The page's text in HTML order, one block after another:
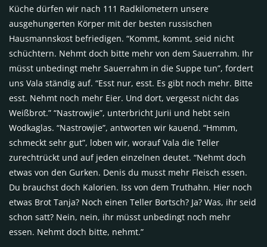
Küche dürfen wir nach 111 Radkilometern unsere
ausgehungerten Körper mit der besten russischen
Hausmannskost befriedigen. “Kommt, kommt, seid nicht
schüchtern. Nehmt doch bitte mehr von dem Sauerrahm. Ihr
müsst unbedingt mehr Sauerrahm in die Suppe tun”, fordert
uns Vala ständig auf. “Esst nur, esst. Es gibt noch mehr. Bitte
esst. Nehmt noch mehr Eier. Und dort, vergesst nicht das
Weißbrot.” “Nastrowjie”, unterbricht Jurii und hebt sein
Wodkaglas. “Nastrowjie”, antworten wir kauend. “Hmmm,
schmeckt sehr gut”, loben wir, worauf Vala die Teller
zurechtrückt und auf jeden einzelnen deutet. “Nehmt doch
etwas von den Gurken. Denis du musst mehr Fleisch essen.
Du brauchst doch Kalorien. Iss von dem Truthahn. Hier noch
etwas Brot Tanja? Noch einen Teller Bortsch? Ja? Was, ihr seid
schon satt? Nein, nein, ihr müsst unbedingt noch mehr
essen. Nehmt doch bitte, nehmt.”